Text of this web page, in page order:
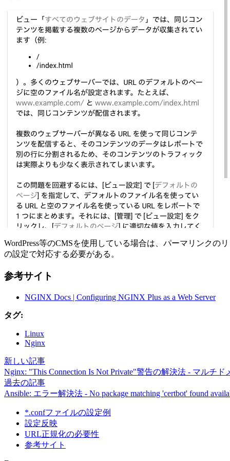
WordPress等のCMSを使用している場合は、パーマリンク
の設定で対応する必要がある。
参考サイト
NGINX Docs | Configuring NGINX Plus as a Web Server
タグ:
Linux
Nginx
新しい記事
Nginx: "This Connection Is Not Private"警告の解決法 - マルチド
過去の記事
Ansible: エラー解決法 - No package matching 'certbot' found
*.confファイルの設定例
設定反映
URL正規化の必要性
参考サイト